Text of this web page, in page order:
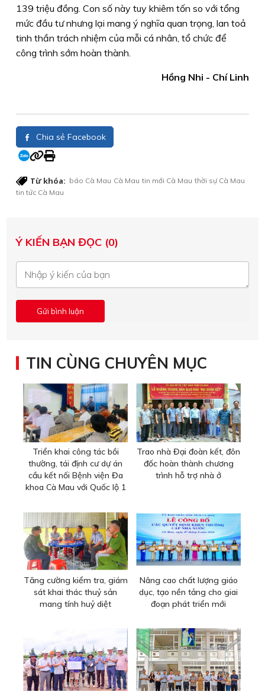
139 triệu đồng. Con số này tuy khiêm tốn so với tổng
mức đầu tư nhưng lại mang ý nghĩa quan trọng, lan toả
tinh thần trách nhiệm của mỗi cá nhân, tổ chức để
công trình sớm hoàn thành.
Hồng Nhi - Chí Linh
Chia sẻ Facebook
Từ khóa: báo Cà Mau Cà Mau tin mới Cà Mau thời sự Cà Mau
tin tức Cà Mau
Ý KIẾN BẠN ĐỌC (0)
TIN CÙNG CHUYÊN MỤC
Triển khai công tác bồi
thường, tái định cư dự án
cầu kết nối Bệnh viện Đa
khoa Cà Mau với Quốc lộ 1
Trao nhà Đại đoàn kết, đôn
đốc hoàn thành chương
trình hỗ trợ nhà ở
Tăng cường kiểm tra, giám
sát khai thác thuỷ sản
mang tính huỷ diệt
Nâng cao chất lượng giáo
dục, tạo nền tảng cho giai
đoạn phát triển mới